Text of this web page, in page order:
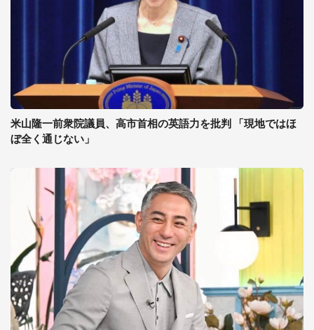
米山隆一前衆院議員、高市首相の英語力を批判 「現地ではほ
ぼ全く通じない」